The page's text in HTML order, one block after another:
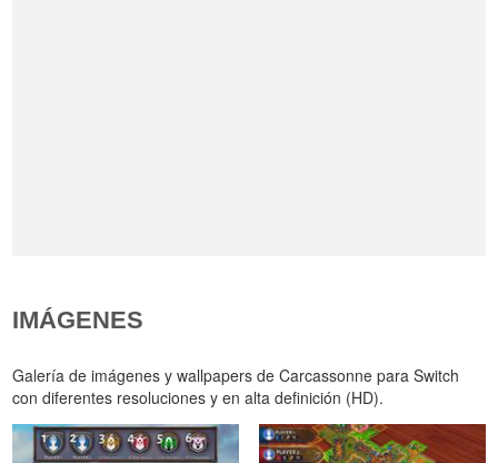
IMÁGENES
Galería de imágenes y wallpapers de Carcassonne para Switch
con diferentes resoluciones y en alta definición (HD).